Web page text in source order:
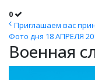
0
Приглашаем вас
Фото дня 18 АПРЕЛЯ
Военная